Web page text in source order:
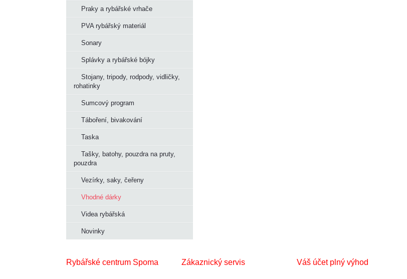
Praky a rybářské vrhače
PVA rybářský materiál
Sonary
Splávky a rybářské bójky
Stojany, tripody, rodpody, vidličky,
rohatinky
Sumcový program
Táboření, bivakování
Taska
Tašky, batohy, pouzdra na pruty,
pouzdra
Vezírky, saky, čeřeny
Vhodné dárky
Videa rybářská
Novinky
Rybářské centrum Spoma Zákaznický servis Váš účet plný výhod